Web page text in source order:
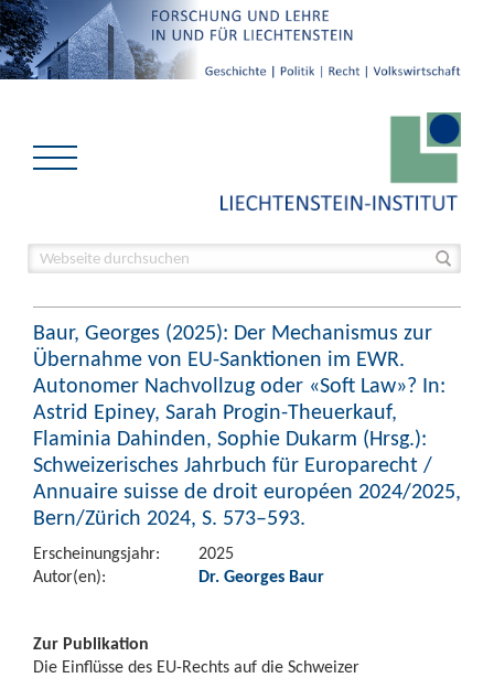
Baur, Georges (2025): Der Mechanismus zur
Übernahme von EU-Sanktionen im EWR.
Autonomer Nachvollzug oder «Soft Law»? In:
Astrid Epiney, Sarah Progin-Theuerkauf,
Flaminia Dahinden, Sophie Dukarm (Hrsg.):
Schweizerisches Jahrbuch für Europarecht /
Annuaire suisse de droit européen 2024/2025,
Bern/Zürich 2024, S. 573–593.
Erscheinungsjahr:
2025
Autor(en):
Dr. Georges Baur
Zur Publikation
Die Einflüsse des EU-Rechts auf die Schweizer